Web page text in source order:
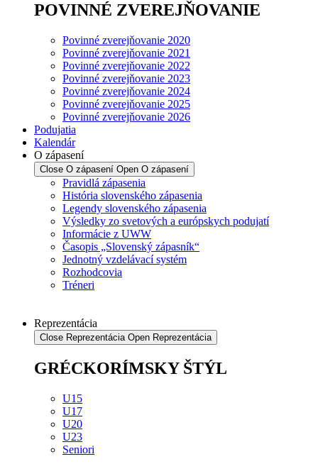
POVINNÉ ZVEREJŇOVANIE
Povinné zverejňovanie 2020
Povinné zverejňovanie 2021
Povinné zverejňovanie 2022
Povinné zverejňovanie 2023
Povinné zverejňovanie 2024
Povinné zverejňovanie 2025
Povinné zverejňovanie 2026
Podujatia
Kalendár
O zápasení
Close O zápasení Open O zápasení
Pravidlá zápasenia
História slovenského zápasenia
Legendy slovenského zápasenia
Výsledky zo svetových a európskych podujatí
Informácie z UWW
Časopis „Slovenský zápasník“
Jednotný vzdelávací systém
Rozhodcovia
Tréneri
Reprezentácia
Close Reprezentácia Open Reprezentácia
GRÉCKORÍMSKY ŠTÝL
U15
U17
U20
U23
Seniori